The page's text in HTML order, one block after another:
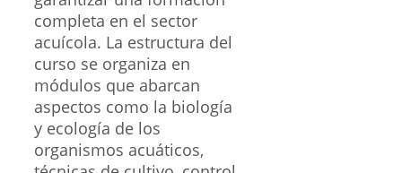
completa en el sector
acuícola. La estructura del
curso se organiza en
módulos que abarcan
aspectos como la biología
y ecología de los
organismos acuáticos,